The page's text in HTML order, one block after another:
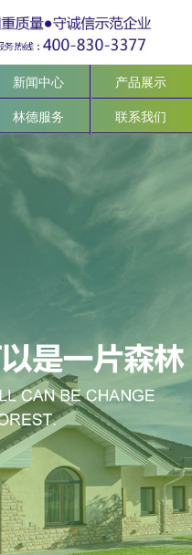
新闻中心 产品展示
林德服务 联系我们